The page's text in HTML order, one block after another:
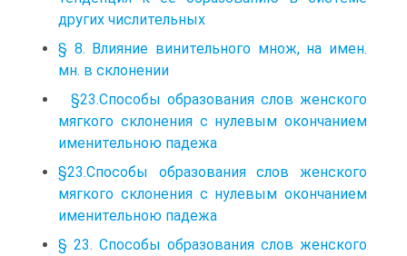
других числительных
§ 8. Влияние винительного множ, на имен.
мн. в склонении
§23.Способы образования слов женского
мягкого склонения с нулевым окончанием
именительною падежа
§23.Способы образования слов женского
мягкого склонения с нулевым окончанием
именительною падежа
§ 23. Способы образования слов женского